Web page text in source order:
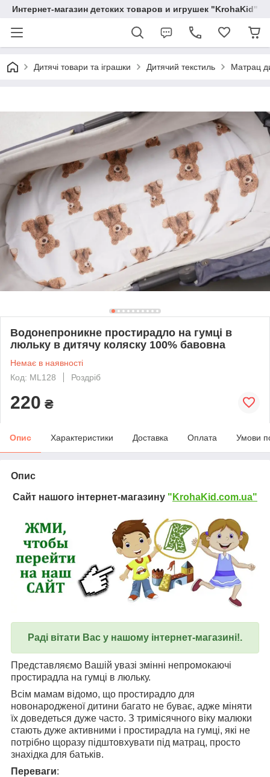
Интернет-магазин детских товаров и игрушек "KrohaKid"
Дитячі товари та іграшки Дитячий текстиль Матрац
Водонепроникне простирадло на гумці в
люльку в дитячу коляску 100% бавовна
Немає в наявності
Код: ML128
Роздріб
220 ₴
Опис Характеристики Доставка Оплата Умови
Опис
Сайт нашого інтернет-магазину " KrohaKid.com.ua"
Раді вітати Вас у нашому інтернет-магазині!.
Представляємо Вашій увазі змінні непромокаючі
простирадла на гумці в люльку.
Всім мамам відомо, що простирадло для
новонародженої дитини багато не буває, адже міняти
їх доведеться дуже часто. З тримісячного віку малюки
стають дуже активними і простирадла на гумці, які не
потрібно щоразу підштовхувати під матрац, просто
знахідка для батьків.
Переваги: